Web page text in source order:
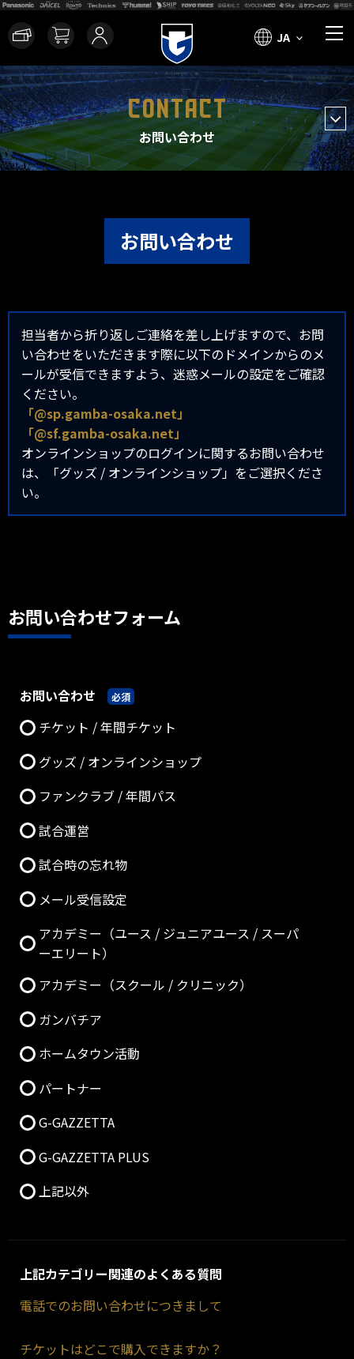
JA
CONTACT
お問い合わせ
お問い合わせ
担当者から折り返しご連絡を差し上げますので、お問
い合わせをいただきます際に以下のドメインからのメ
ールが受信できますよう、迷惑メールの設定をご確認
ください。
「@sp.gamba-osaka.net」
「@sf.gamba-osaka.net」
オンラインショップのログインに関するお問い合わせ
は、「グッズ / オンラインショップ」をご選択くださ
い。
お問い合わせフォーム
お問い合わせ 必須
チケット / 年間チケット
グッズ / オンラインショップ
ファンクラブ / 年間パス
試合運営
試合時の忘れ物
メール受信設定
アカデミー（ユース / ジュニアユース / スーパ
ーエリート）
アカデミー（スクール / クリニック）
ガンバチア
ホームタウン活動
パートナー
G-GAZZETTA
G-GAZZETTA PLUS
上記以外
上記カテゴリー関連のよくある質問
電話でのお問い合わせにつきまして
チケットはどこで購入できますか？